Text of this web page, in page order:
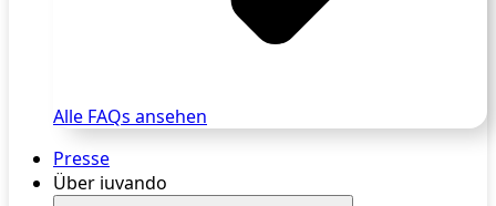
Alle FAQs ansehen
Presse
Über iuvando